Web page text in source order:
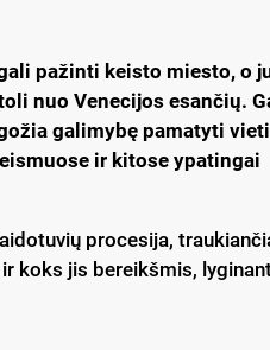
pažinti keisto miesto, o
nuo Venecijos esančių.
galimybę pamatyti
ir kitose ypatingai
procesija,
koks jis bereikšmis,